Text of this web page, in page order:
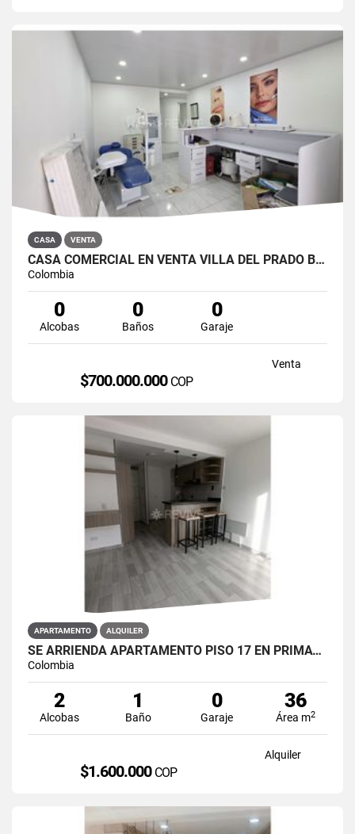
CASA VENTA
CASA COMERCIAL EN VENTA VILLA DEL PRADO BOGOTÁ NORTE
Colombia
0
Alcobas
0
Baños
0
Garaje
Venta
$700.000.000 COP
APARTAMENTO ALQUILER
SE ARRIENDA APARTAMENTO PISO 17 EN PRIMAVERA 6-39 PUENTE ARANDA
Colombia
2
Alcobas
1
Baño
0
Garaje
36
Área m2
Alquiler
$1.600.000 COP